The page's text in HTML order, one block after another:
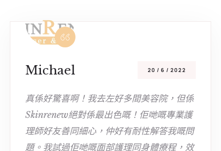
Michael 20 / 6 / 2022
真係好驚喜啊！我去左好多間美容院，但係
Skinrenew絕對係最出色嘅！佢哋嘅專業護
理師好友善同細心，仲好有耐性解答我嘅問
題。我試過佢哋嘅面部護理同身體療程，效